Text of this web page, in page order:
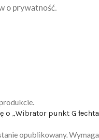
o prywatność.
„Wibrator punkt G
opublikowany.